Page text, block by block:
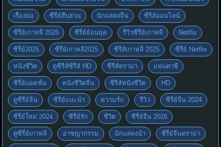
เรื่องย่อ ซีรี่ย์สืบสวน นักแสดงจีน ซีรีส์ออนไลน์
ซีรี่ย์เกาหลี 2025 ซีรี่ย์ย้อนยุค รีวิวซีรี่ย์เกาหลี Netflix
ซีรี่ย์2025 ซีรี่ย์เกาหลี2025 ซีรีส์เกาหลี 2025 ซีรี่ย์ Netflix
หนังชีวิต ดูซีรีส์ซีรีส์ HD ซีรีส์ดราม่า แฟนตาซี
ซีรี่ย์แอคชั่น หนังชีวิตจีน ซีรีส์หนังชีวิต HD
ดูซีรี่ย์จีน ซีรี่ย์แนะนำ ความรัก รีวิว ซีรี่ย์จีน 2024
ซีรี่ย์ใหม่ 2024 ซีรี่ย์รัก ชีวิต ซีรี่ย์จีน 2026
ดูซีรี่ย์เกาหลี อาชญากรรม นักแสดงนำ ซีรี่ย์จีนดราม่า